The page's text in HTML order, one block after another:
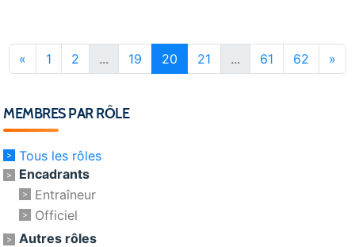
« 1 2 ... 19 20 21 ... 61 62 »
MEMBRES PAR RÔLE
Tous les rôles
Encadrants
Entraîneur
Officiel
Autres rôles